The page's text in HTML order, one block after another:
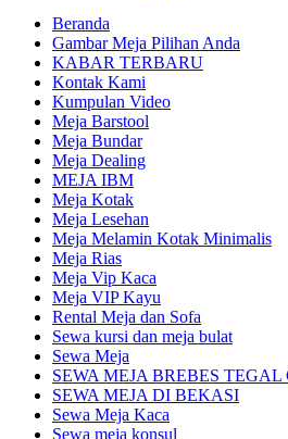
Beranda
Gambar Meja Pilihan Anda
KABAR TERBARU
Kontak Kami
Kumpulan Video
Meja Barstool
Meja Bundar
Meja Dealing
MEJA IBM
Meja Kotak
Meja Lesehan
Meja Melamin Kotak Minimalis
Meja Rias
Meja Vip Kaca
Meja VIP Kayu
Rental Meja dan Sofa
Sewa kursi dan meja bulat
Sewa Meja
SEWA MEJA BREBES TEGAL
SEWA MEJA DI BEKASI
Sewa Meja Kaca
Sewa meja konsul